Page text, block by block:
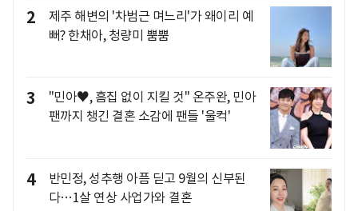
2
제주 해변의 '차범근 며느리'가 왜이리 예
뻐? 한채아, 청량미 뿜뿜
3
"민아♥, 흠집 없이 지킬 것" 온주완, 민아
팬까지 챙긴 결혼 소감에 팬들 '울컥'
4
반민정, 성추행 아픔 딛고 9월의 신부된
다…1살 연상 사업가와 결혼